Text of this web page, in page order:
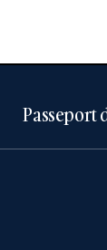
Passeport